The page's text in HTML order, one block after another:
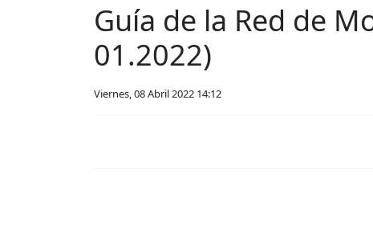
Guía de la Red de
01.2022)
Viernes, 08 Abril 2022 14:12